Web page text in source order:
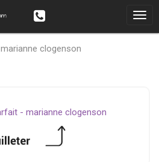
marianne clogenson